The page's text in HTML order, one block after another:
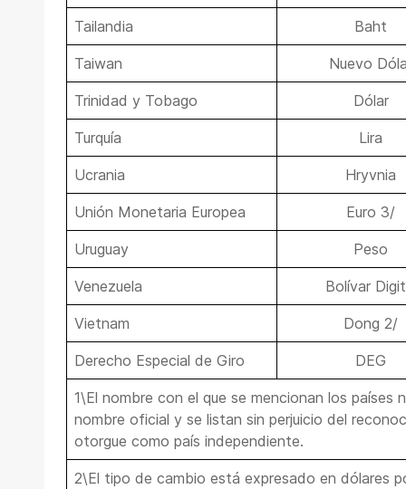
Tailandia Baht
Taiwan Nuevo
Trinidad y Tobago Dólar
Turquía Lira
Ucrania Hryvnia
Unión Monetaria Europea Euro 3/
Uruguay Peso
Venezuela Bolívar
Vietnam Dong 2/
Derecho Especial de Giro DEG
1\El nombre con el que se mencionan los países
nombre oficial y se listan sin perjuicio del
otorgue como país independiente.
2\El tipo de cambio está expresado en dólares